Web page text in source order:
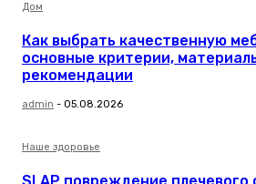
Дом
Как выбрать качественную
основные критерии,
рекомендации
admin - 05.08.2026
Наше здоровье